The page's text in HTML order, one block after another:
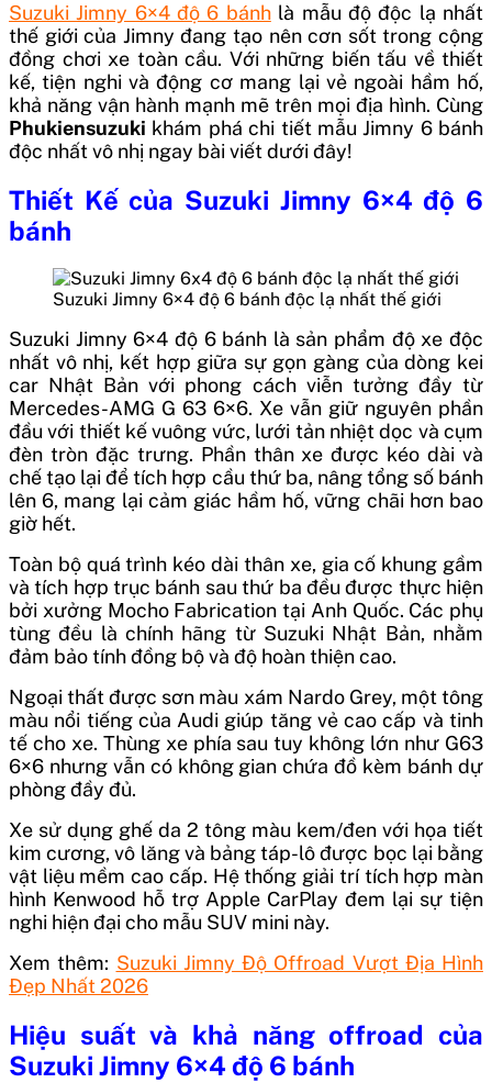
Suzuki Jimny 6×4 độ 6 bánhlà mẫu độ độc lạ nhất
thế giới của Jimny đang tạo nên cơn sốt trong cộng
đồng chơi xe toàn cầu. Với những biến tấu về thiết
kế, tiện nghi và động cơ mang lại vẻ ngoài hầm hố,
khả năng vận hành mạnh mẽ trên mọi địa hình. Cùng
Phukiensuzuki khám phá chi tiết mẫu Jimny 6 bánh
độc nhất vô nhị ngay bài viết dưới đây!
Thiết Kế của Suzuki Jimny 6×4 độ 6
bánh
Suzuki Jimny 6×4 độ 6 bánh độc lạ nhất thế giới
Suzuki Jimny 6×4 độ 6 bánh là sản phẩm độ xe độc
nhất vô nhị, kết hợp giữa sự gọn gàng của dòng kei
car Nhật Bản với phong cách viễn tưởng đầy từ
Mercedes-AMG G 63 6×6. Xe vẫn giữ nguyên phần
đầu với thiết kế vuông vức, lưới tản nhiệt dọc và cụm
đèn tròn đặc trưng. Phần thân xe được kéo dài và
chế tạo lại để tích hợp cầu thứ ba, nâng tổng số bánh
lên 6, mang lại cảm giác hầm hố, vững chãi hơn bao
giờ hết.
Toàn bộ quá trình kéo dài thân xe, gia cố khung gầm
và tích hợp trục bánh sau thứ ba đều được thực hiện
bởi xưởng Mocho Fabrication tại Anh Quốc. Các phụ
tùng đều là chính hãng từ Suzuki Nhật Bản, nhằm
đảm bảo tính đồng bộ và độ hoàn thiện cao.
Ngoại thất được sơn màu xám Nardo Grey, một tông
màu nổi tiếng của Audi giúp tăng vẻ cao cấp và tinh
tế cho xe. Thùng xe phía sau tuy không lớn như G63
6×6 nhưng vẫn có không gian chứa đồ kèm bánh dự
phòng đầy đủ.
Xe sử dụng ghế da 2 tông màu kem/đen với họa tiết
kim cương, vô lăng và bảng táp-lô được bọc lại bằng
vật liệu mềm cao cấp. Hệ thống giải trí tích hợp màn
hình Kenwood hỗ trợ Apple CarPlay đem lại sự tiện
nghi hiện đại cho mẫu SUV mini này.
Xem thêm: Suzuki Jimny Độ Offroad Vượt Địa Hình
Đẹp Nhất 2026
Hiệu suất và khả năng offroad của
Suzuki Jimny 6×4 độ 6 bánh